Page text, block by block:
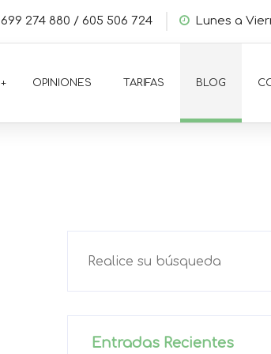
699 274 880 / 605 506 724 Lunes a
OPINIONES TARIFAS BLOG
Entradas Recientes